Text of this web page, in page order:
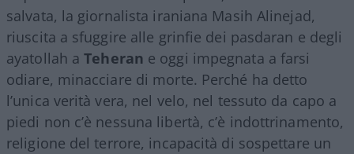
salvata, la giornalista iraniana Masih Alinejad,
riuscita a sfuggire alle grinfie dei pasdaran e degli
ayatollah aTeheran e oggi impegnata a farsi
odiare, minacciare di morte. Perché ha detto
l’unica verità vera, nel velo, nel tessuto da capo a
piedi non c’è nessuna libertà, c’è indottrinamento,
religione del terrore, incapacità di sospettare un